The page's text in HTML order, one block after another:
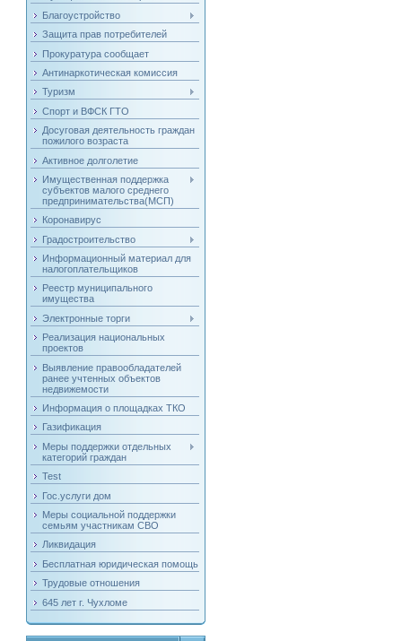
Благоустройство
Защита прав потребителей
Прокуратура сообщает
Антинаркотическая комиссия
Туризм
Спорт и ВФСК ГТО
Досуговая деятельность граждан
пожилого возраста
Активное долголетие
Имущественная поддержка
субъектов малого среднего
предпринимательства(МСП)
Коронавирус
Градостроительство
Информационный материал для
налогоплательщиков
Реестр муниципального
имущества
Электронные торги
Реализация национальных
проектов
Выявление правообладателей
ранее учтенных объектов
недвижемости
Информация о площадках ТКО
Газификация
Меры поддержки отдельных
категорий граждан
Test
Гос.услуги дом
Меры социальной поддержки
семьям участникам СВО
Ликвидация
Бесплатная юридическая помощь
Трудовые отношения
645 лет г. Чухломе